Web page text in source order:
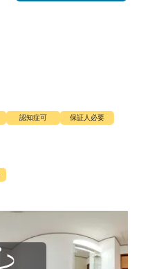
認知症可
保証人必要